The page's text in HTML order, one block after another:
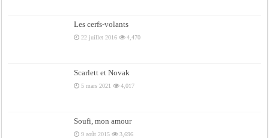
Les cerfs-volants
22 juillet 2016 4,470
Scarlett et Novak
5 mars 2021 4,017
Soufi, mon amour
9 août 2015 3,696